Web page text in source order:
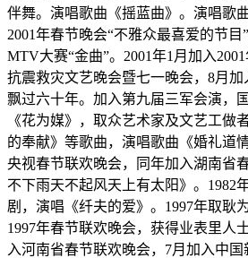
伴舞。演唱歌曲《摇蓝曲》。演唱歌
2001年春节晚会“不雅众最喜爱的节
MTV大赛“金曲”。2001年1月加入
抗震救灾文艺晚会暨七一晚会，8月
飘过六十年。加入第九届三军会演，
《花为媒》，取众艺术家及文艺工做
的奉献》等歌曲，演唱歌曲《婚礼道
央视春节联欢晚会，同年加入湖南省
不下雨天不起风天上有太阳》。1982
剧，演唱《纤夫的爱》。1997年取耿
1997年春节联欢晚会，获得业表里人
入河南省春节联欢晚会，7月加入中